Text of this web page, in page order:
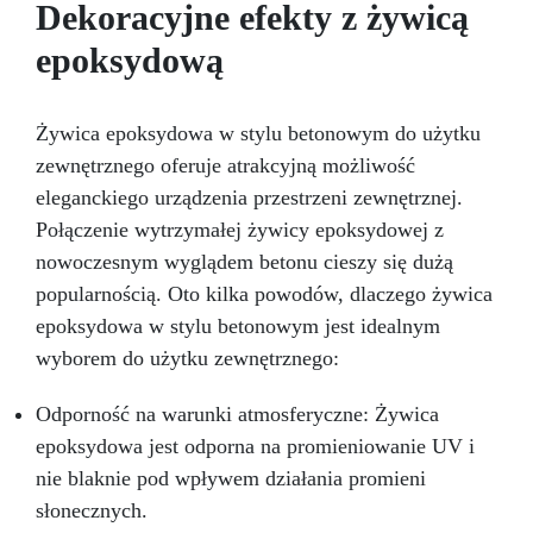
więcej trudności.
Dekoracyjne efekty z żywicą
epoksydową
Żywica epoksydowa w stylu betonowym do użytku
zewnętrznego oferuje atrakcyjną możliwość
eleganckiego urządzenia przestrzeni zewnętrznej.
Połączenie wytrzymałej żywicy epoksydowej z
nowoczesnym wyglądem betonu cieszy się dużą
popularnością. Oto kilka powodów, dlaczego żywica
epoksydowa w stylu betonowym jest idealnym
wyborem do użytku zewnętrznego:
Odporność na warunki atmosferyczne: Żywica
epoksydowa jest odporna na promieniowanie UV i
nie blaknie pod wpływem działania promieni
słonecznych.